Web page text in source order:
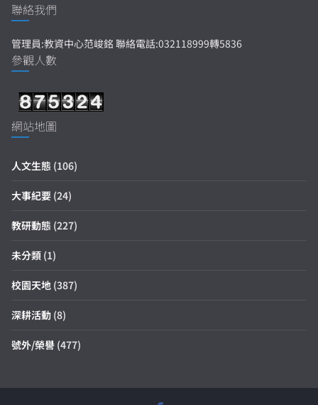
聯絡我們
管理員:教資中心范峻銘 聯絡電話:032118999轉5836
參觀人數
網站地圖
人文生態 (106)
大事紀要 (24)
教研動態 (227)
未分類 (1)
校園天地 (387)
深耕活動 (8)
號外/榮譽 (477)